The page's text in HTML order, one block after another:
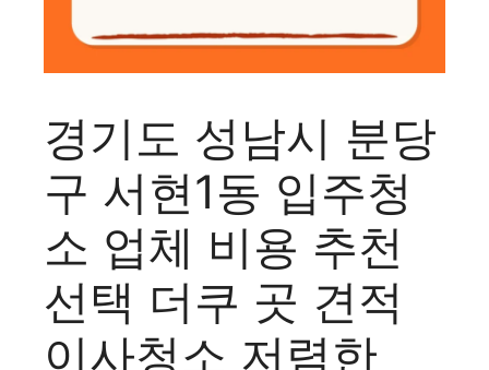
경기도 성남시 분당
구 서현1동 입주청
소 업체 비용 추천
선택 더쿠 곳 견적
이사청소 저렴한